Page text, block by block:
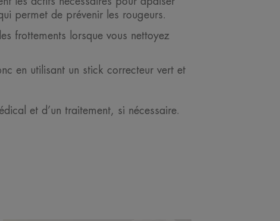
permet de prévenir les rougeurs.
frottements lorsque vous nettoyez
en utilisant un stick correcteur vert et
et d’un traitement, si nécessaire.